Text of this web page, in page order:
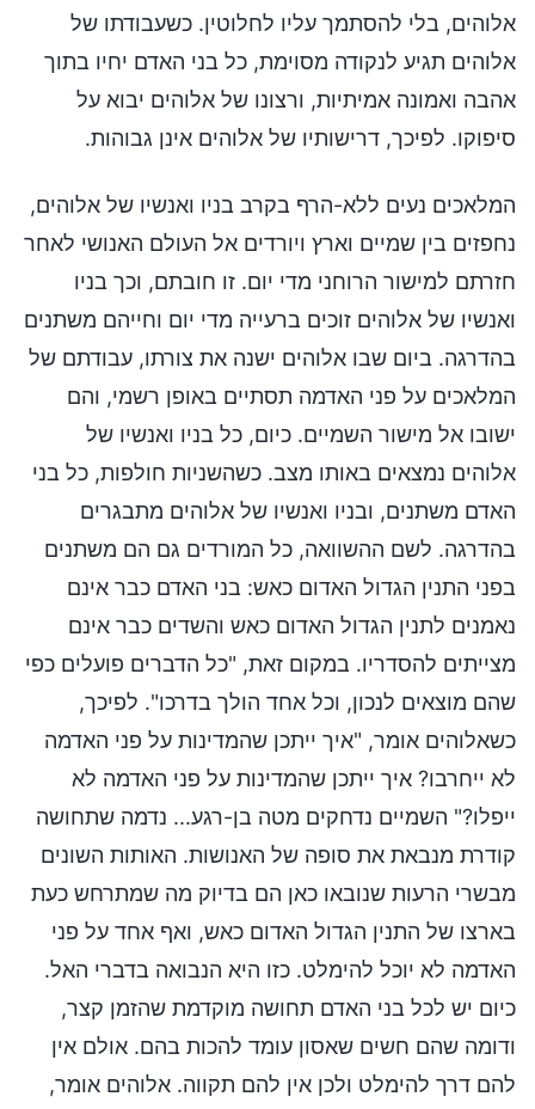
אלוהים, בלי להסתמך עליו לחלוטין. כשעבודתו של
אלוהים תגיע לנקודה מסוימת, כל בני האדם יחיו בתוך
אהבה ואמונה אמיתיות, ורצונו של אלוהים יבוא על
סיפוקו. לפיכך, דרישותיו של אלוהים אינן גבוהות.
המלאכים נעים ללא-הרף בקרב בניו ואנשיו של אלוהים,
נחפזים בין שמיים וארץ ויורדים אל העולם האנושי לאחר
חזרתם למישור הרוחני מדי יום. זו חובתם, וכך בניו
ואנשיו של אלוהים זוכים ברעייה מדי יום וחייהם משתנים
בהדרגה. ביום שבו אלוהים ישנה את צורתו, עבודתם של
המלאכים על פני האדמה תסתיים באופן רשמי, והם
ישובו אל מישור השמיים. כיום, כל בניו ואנשיו של
אלוהים נמצאים באותו מצב. כשהשניות חולפות, כל בני
האדם משתנים, ובניו ואנשיו של אלוהים מתבגרים
בהדרגה. לשם ההשוואה, כל המורדים גם הם משתנים
בפני התנין הגדול האדום כאש: בני האדם כבר אינם
נאמנים לתנין הגדול האדום כאש והשדים כבר אינם
מצייתים להסדריו. במקום זאת, "כל הדברים פועלים כפי
שהם מוצאים לנכון, וכל אחד הולך בדרכו". לפיכך,
כשאלוהים אומר, "איך ייתכן שהמדינות על פני האדמה
לא ייחרבו? איך ייתכן שהמדינות על פני האדמה לא
ייפלו?" השמיים נדחקים מטה בן-רגע... נדמה שתחושה
קודרת מנבאת את סופה של האנושות. האותות השונים
מבשרי הרעות שנובאו כאן הם בדיוק מה שמתרחש כעת
בארצו של התנין הגדול האדום כאש, ואף אחד על פני
האדמה לא יוכל להימלט. כזו היא הנבואה בדברי האל.
כיום יש לכל בני האדם תחושה מוקדמת שהזמן קצר,
ודומה שהם חשים שאסון עומד להכות בהם. אולם אין
להם דרך להימלט ולכן אין להם תקווה. אלוהים אומר,